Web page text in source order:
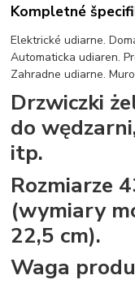
Kompletné
Elektrické udiarne.
Automaticka udiaren.
Zahradne udiarne.
Drzwiczki
do
itp.
Rozmiarze
(wymiary
22,5 cm).
Waga